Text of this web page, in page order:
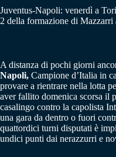
Juventus-Napoli: venerdì a
2 della formazione di Mazzarri
A distanza di pochi giorni
Napoli, Campione d’Italia in
provare a rientrare nella lotta
aver fallito domenica scorsa il
casalingo contro la capolista
una gara da dentro o fuori
quattordici turni disputati è
undici punti dai nerazzurri e